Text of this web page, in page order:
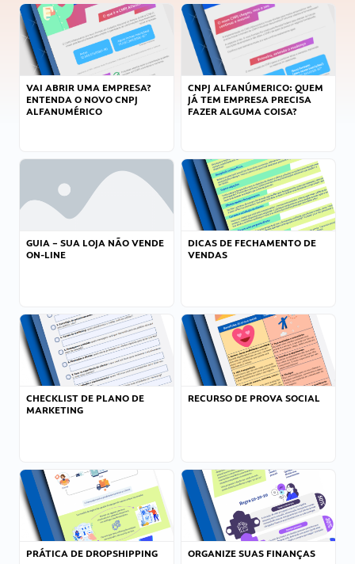
VAI ABRIR UMA EMPRESA?
ENTENDA O NOVO CNPJ
ALFANUMÉRICO
CNPJ ALFANÚMERICO: QUEM
JÁ TEM EMPRESA PRECISA
FAZER ALGUMA COISA?
GUIA – SUA LOJA NÃO VENDE
ON-LINE
DICAS DE FECHAMENTO DE
VENDAS
CHECKLIST DE PLANO DE
MARKETING
RECURSO DE PROVA SOCIAL
PRÁTICA DE DROPSHIPPING ORGANIZE SUAS FINANÇAS